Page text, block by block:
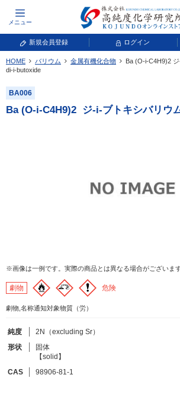
メニュー
新規会員登録 ログイン
元素記号で検索する
元素周期表をタップすると、拡大表示されます。拡大した
し、一覧へ移動してください。
青色が取り扱い対象元素です。
フリーワードで検索
化学式で検索
和名・英名で検索
CAS番号で検索
HOME バリウム 金属有機化合物 Ba (O-i-C4H9)2
di-i-butoxide
BA006
Ba (O-i-C4H9)2 ジ-i-ブトキシバリウ
※画像は一例です。実際の商品とは異なる場合がございます
劇物 危険
劇物,名称通知対象物質（労）
純度
2N（excluding Sr）
形状
固体
【solid】
CAS
98906-81-1